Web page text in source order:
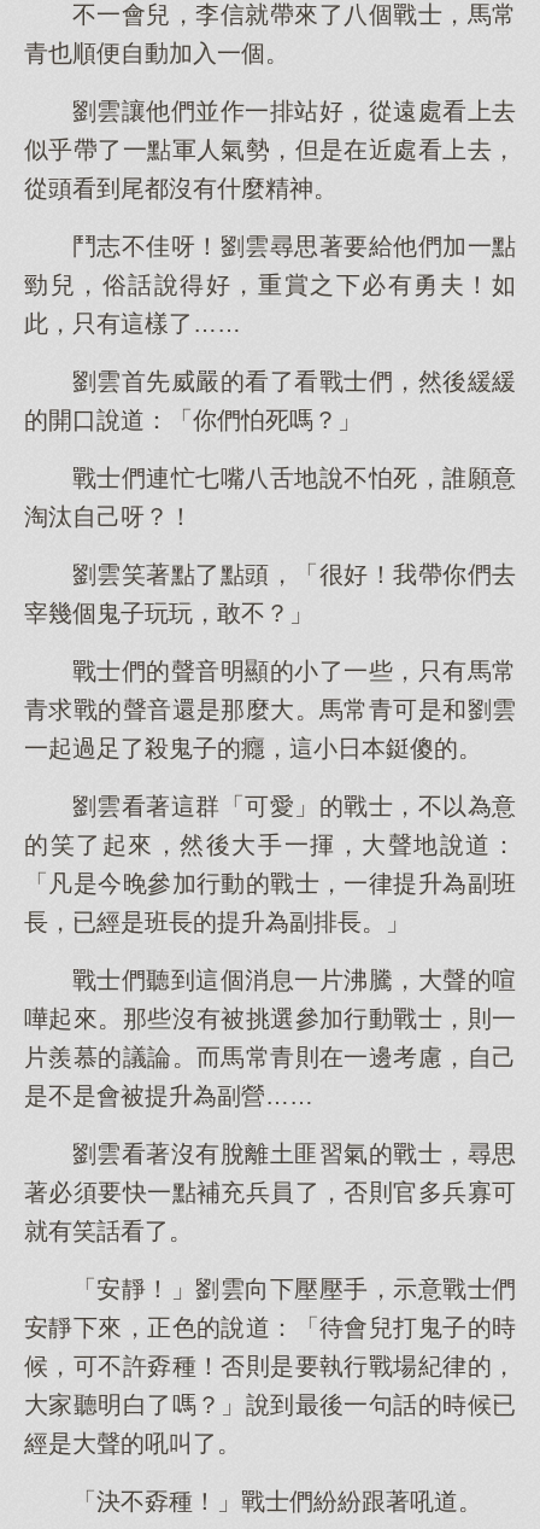
不一會兒，李信就帶來了八個戰士，馬常
青也順便自動加入一個。
劉雲讓他們並作一排站好，從遠處看上去
似乎帶了一點軍人氣勢，但是在近處看上去，
從頭看到尾都沒有什麼精神。
鬥志不佳呀！劉雲尋思著要給他們加一點
勁兒，俗話說得好，重賞之下必有勇夫！如
此，只有這樣了……
劉雲首先威嚴的看了看戰士們，然後緩緩
的開口說道：「你們怕死嗎？」
戰士們連忙七嘴八舌地說不怕死，誰願意
淘汰自己呀？！
劉雲笑著點了點頭，「很好！我帶你們去
宰幾個鬼子玩玩，敢不？」
戰士們的聲音明顯的小了一些，只有馬常
青求戰的聲音還是那麼大。馬常青可是和劉雲
一起過足了殺鬼子的癮，這小日本鋌傻的。
劉雲看著這群「可愛」的戰士，不以為意
的笑了起來，然後大手一揮，大聲地說道：
「凡是今晚參加行動的戰士，一律提升為副班
長，已經是班長的提升為副排長。」
戰士們聽到這個消息一片沸騰，大聲的喧
嘩起來。那些沒有被挑選參加行動戰士，則一
片羨慕的議論。而馬常青則在一邊考慮，自己
是不是會被提升為副營……
劉雲看著沒有脫離土匪習氣的戰士，尋思
著必須要快一點補充兵員了，否則官多兵寡可
就有笑話看了。
「安靜！」劉雲向下壓壓手，示意戰士們
安靜下來，正色的說道：「待會兒打鬼子的時
候，可不許孬種！否則是要執行戰場紀律的，
大家聽明白了嗎？」說到最後一句話的時候已
經是大聲的吼叫了。
「決不孬種！」戰士們紛紛跟著吼道。